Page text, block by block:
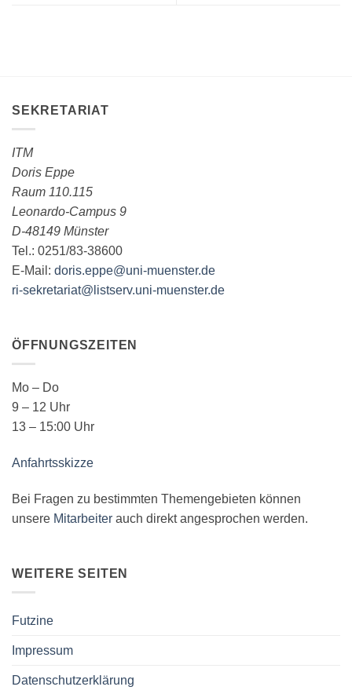
SEKRETARIAT
ITM
Doris Eppe
Raum 110.115
Leonardo-Campus 9
D-48149 Münster
Tel.: 0251/83-38600
E-Mail: doris.eppe@uni-muenster.de
ri-sekretariat@listserv.uni-muenster.de
ÖFFNUNGSZEITEN
Mo – Do
9 – 12 Uhr
13 – 15:00 Uhr
Anfahrtsskizze
Bei Fragen zu bestimmten Themengebieten können
unsere Mitarbeiter auch direkt angesprochen werden.
WEITERE SEITEN
Futzine
Impressum
Datenschutzerklärung